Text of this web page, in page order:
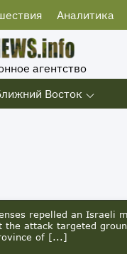
Аналитика
агентство
Восток
repelled an Israeli
the attack targeted
of [...]